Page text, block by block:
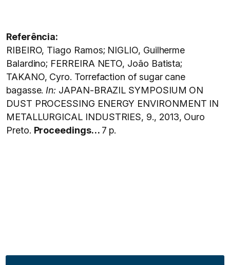
Referência:
RIBEIRO, Tiago Ramos; NIGLIO, Guilherme
Balardino; FERREIRA NETO, João Batista;
TAKANO, Cyro. Torrefaction of sugar cane
bagasse. In: JAPAN-BRAZIL SYMPOSIUM ON
DUST PROCESSING ENERGY ENVIRONMENT IN
METALLURGICAL INDUSTRIES, 9., 2013, Ouro
Preto. Proceedings… 7 p.